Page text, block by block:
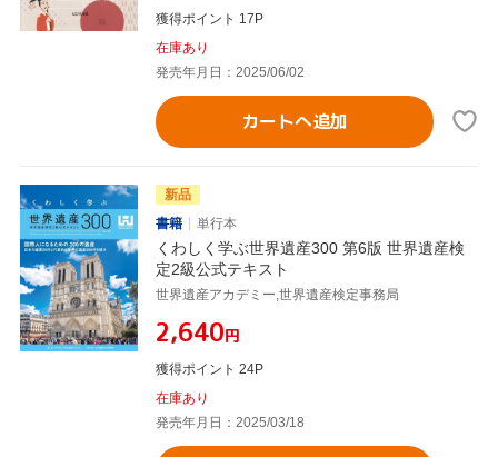
獲得ポイント 17P
在庫あり
発売年月日：2025/06/02
カートへ追加
新品
書籍
単行本
くわしく学ぶ世界遺産300 第6版 世界遺産検
定2級公式テキスト
世界遺産アカデミー,世界遺産検定事務局
¥2,640円
獲得ポイント 24P
在庫あり
発売年月日：2025/03/18